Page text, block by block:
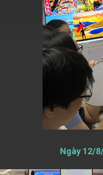
FM Lin hosts ABAC
MOFA poll shows
President Lai delivers 2026
Presidential Office thanks
President Lai delivers 2025
Presidential Inauguration
Major speeches
Taiwan government to open
Ngày 12/